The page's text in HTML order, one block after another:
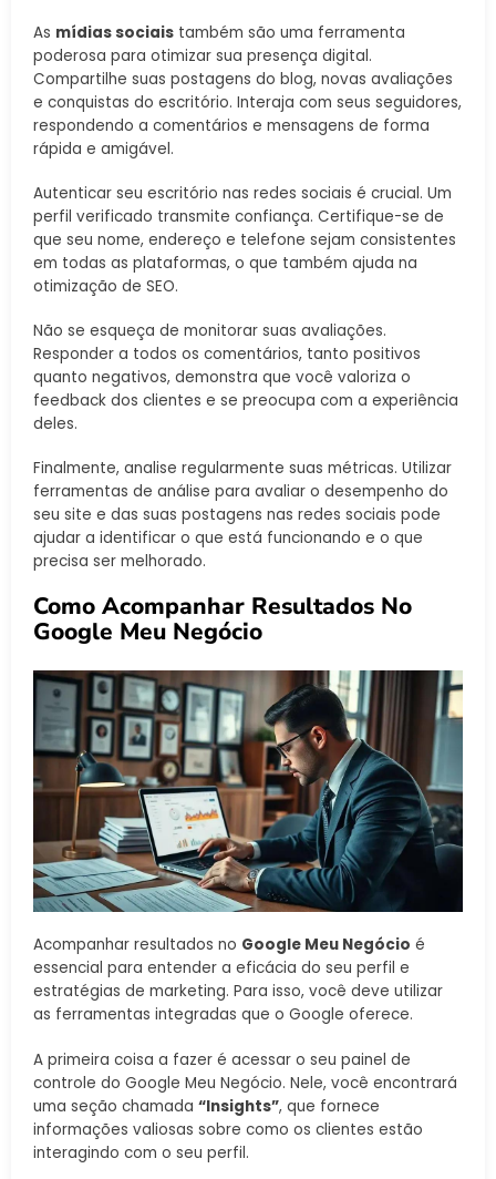
As mídias sociais também são uma ferramenta
poderosa para otimizar sua presença digital.
Compartilhe suas postagens do blog, novas avaliações
e conquistas do escritório. Interaja com seus seguidores,
respondendo a comentários e mensagens de forma
rápida e amigável.
Autenticar seu escritório nas redes sociais é crucial. Um
perfil verificado transmite confiança. Certifique-se de
que seu nome, endereço e telefone sejam consistentes
em todas as plataformas, o que também ajuda na
otimização de SEO.
Não se esqueça de monitorar suas avaliações.
Responder a todos os comentários, tanto positivos
quanto negativos, demonstra que você valoriza o
feedback dos clientes e se preocupa com a experiência
deles.
Finalmente, analise regularmente suas métricas. Utilizar
ferramentas de análise para avaliar o desempenho do
seu site e das suas postagens nas redes sociais pode
ajudar a identificar o que está funcionando e o que
precisa ser melhorado.
Como Acompanhar Resultados No
Google Meu Negócio
Acompanhar resultados no Google Meu Negócio é
essencial para entender a eficácia do seu perfil e
estratégias de marketing. Para isso, você deve utilizar
as ferramentas integradas que o Google oferece.
A primeira coisa a fazer é acessar o seu painel de
controle do Google Meu Negócio. Nele, você encontrará
uma seção chamada “Insights”, que fornece
informações valiosas sobre como os clientes estão
interagindo com o seu perfil.